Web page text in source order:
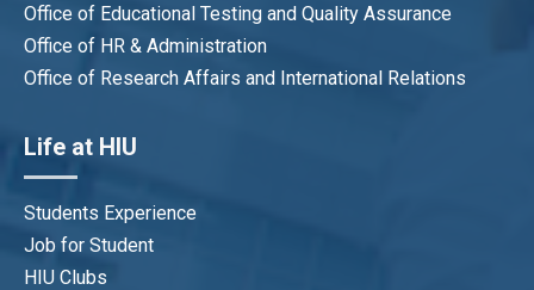
Office of Educational Testing and Quality Assurance
Office of HR & Administration
Office of Research Affairs and International Relations
Life at HIU
Students Experience
Job for Student
HIU Clubs